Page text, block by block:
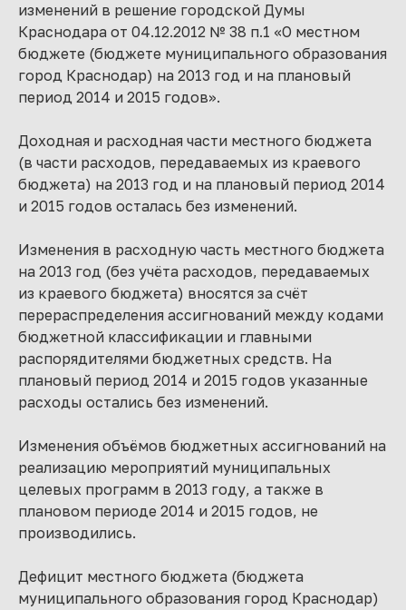
изменений в решение городской Думы
Краснодара от 04.12.2012 № 38 п.1 «О местном
бюджете (бюджете муниципального образования
город Краснодар) на 2013 год и на плановый
период 2014 и 2015 годов».
Доходная и расходная части местного бюджета
(в части расходов, передаваемых из краевого
бюджета) на 2013 год и на плановый период 2014
и 2015 годов осталась без изменений.
Изменения в расходную часть местного бюджета
на 2013 год (без учёта расходов, передаваемых
из краевого бюджета) вносятся за счёт
перераспределения ассигнований между кодами
бюджетной классификации и главными
распорядителями бюджетных средств. На
плановый период 2014 и 2015 годов указанные
расходы остались без изменений.
Изменения объёмов бюджетных ассигнований на
реализацию мероприятий муниципальных
целевых программ в 2013 году, а также в
плановом периоде 2014 и 2015 годов, не
производились.
Дефицит местного бюджета (бюджета
муниципального образования город Краснодар)